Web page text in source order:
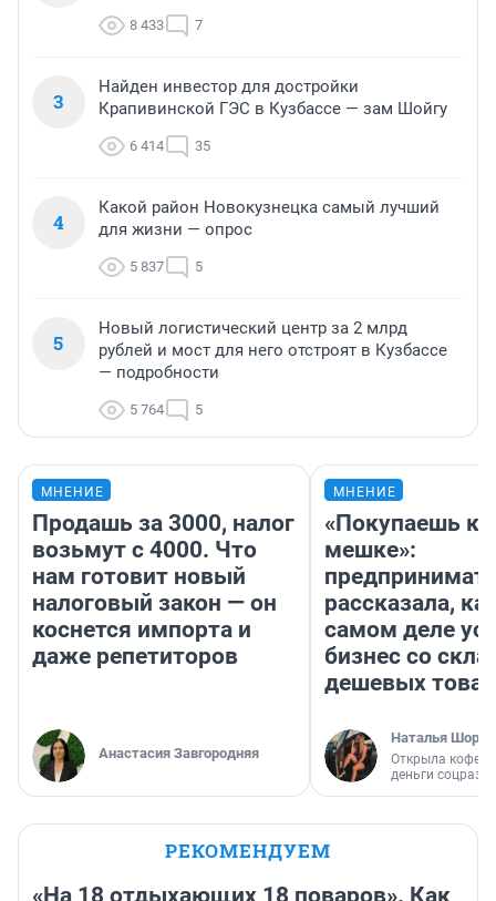
8 433 7
3
Найден инвестор для достройки
Крапивинской ГЭС в Кузбассе — зам Шойгу
6 414 35
4
Какой район Новокузнецка самый лучший
для жизни — опрос
5 837 5
5
Новый логистический центр за 2 млрд
рублей и мост для него отстроят в Кузбассе
— подробности
5 764 5
МНЕНИЕ
Продашь за 3000, налог
возьмут с 4000. Что
нам готовит новый
налоговый закон — он
коснется импорта и
даже репетиторов
Анастасия Завгородняя
МНЕНИЕ
«Покупаешь
мешке»:
рассказала,
самом деле
бизнес со
дешевых
Наталья
Открыла
деньги
РЕКОМЕНДУЕМ